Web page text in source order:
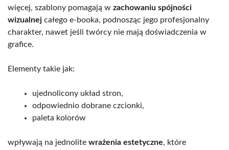
więcej, szablony pomagają w zachowaniu spójności
wizualnej całego e-booka, podnosząc jego profesjonalny
charakter, nawet jeśli twórcy nie mają doświadczenia w
grafice.
Elementy takie jak:
ujednolicony układ stron,
odpowiednio dobrane czcionki,
paleta kolorów
wpływają na jednolite wrażenia estetyczne, które